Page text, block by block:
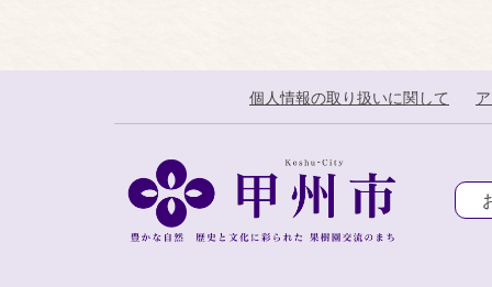
個人情報の取り扱いに関して